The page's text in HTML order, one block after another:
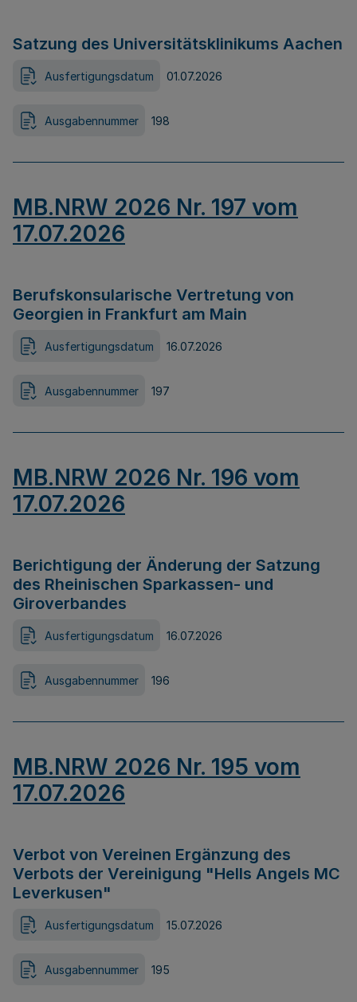
Satzung des Universitätsklinikums Aachen
Ausfertigungsdatum 01.07.2026
Ausgabennummer 198
MB.NRW 2026 Nr. 197 vom
17.07.2026
Berufskonsularische Vertretung von
Georgien in Frankfurt am Main
Ausfertigungsdatum 16.07.2026
Ausgabennummer 197
MB.NRW 2026 Nr. 196 vom
17.07.2026
Berichtigung der Änderung der Satzung
des Rheinischen Sparkassen- und
Giroverbandes
Ausfertigungsdatum 16.07.2026
Ausgabennummer 196
MB.NRW 2026 Nr. 195 vom
17.07.2026
Verbot von Vereinen Ergänzung des
Verbots der Vereinigung "Hells Angels MC
Leverkusen"
Ausfertigungsdatum 15.07.2026
Ausgabennummer 195